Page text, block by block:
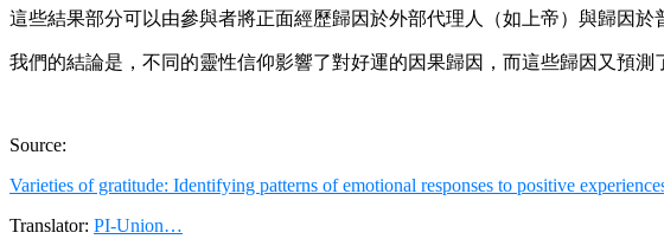
這些結果部分可以由參與者將正面經歷歸因於外部代理人（如上帝）與歸因於
我們的結論是，不同的靈性信仰影響了對好運的因果歸因，而這些歸因又預測
Source:
Varieties of gratitude: Identifying patterns of emotional responses to positive
Translator: PI-Union…